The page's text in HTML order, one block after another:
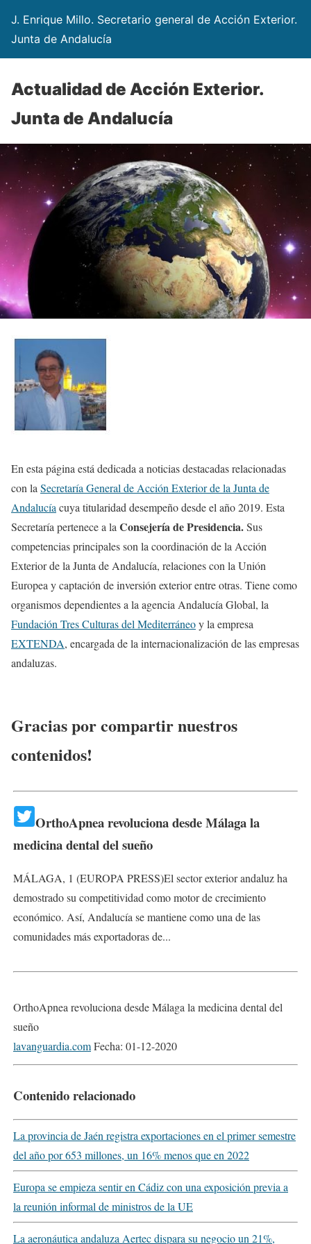
J. Enrique Millo. Secretario general de Acción Exterior.
Junta de Andalucía
Actualidad de Acción Exterior.
Junta de Andalucía
En esta página está dedicada a noticias destacadas relacionadas
con la Secretaría General de Acción Exterior de la Junta de
Andalucía cuya titularidad desempeño desde el año 2019. Esta
Secretaría pertenece a la Consejería de Presidencia.Sus
competencias principales son la coordinación de la Acción
Exterior de la Junta de Andalucía, relaciones con la Unión
Europea y captación de inversión exterior entre otras. Tiene como
organismos dependientes a la agencia Andalucía Global, la
Fundación Tres Culturas del Mediterráneoy la empresa
EXTENDA, encargada de la internacionalización de las empresas
andaluzas.
Gracias por compartir nuestros
contenidos!
OrthoApnea revoluciona desde Málaga la
medicina dental del sueño
MÁLAGA, 1 (EUROPA PRESS)El sector exterior andaluz ha
demostrado su competitividad como motor de crecimiento
económico. Así, Andalucía se mantiene como una de las
comunidades más exportadoras de...
OrthoApnea revoluciona desde Málaga la medicina dental del
sueño
lavanguardia.comFecha: 01-12-2020
Contenido relacionado
La provincia de Jaén registra exportaciones en el primer semestre
del año por 653 millones, un 16% menos que en 2022
Europa se empieza sentir en Cádiz con una exposición previa a
la reunión informal de ministros de la UE
La aeronáutica andaluza Aertec dispara su negocio un 21%,